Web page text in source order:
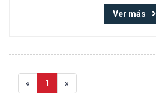
Ver más
« 1 »